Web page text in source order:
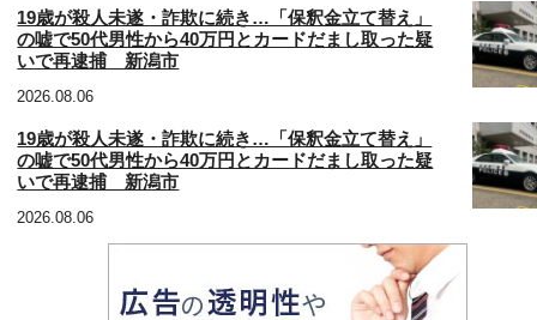
19歳が殺人未遂・詐欺に続き…「保釈金立て替え」
の嘘で50代男性から40万円とカードだまし取った疑
いで再逮捕 新潟市
2026.08.06
19歳が殺人未遂・詐欺に続き…「保釈金立て替え」
の嘘で50代男性から40万円とカードだまし取った疑
いで再逮捕 新潟市
2026.08.06